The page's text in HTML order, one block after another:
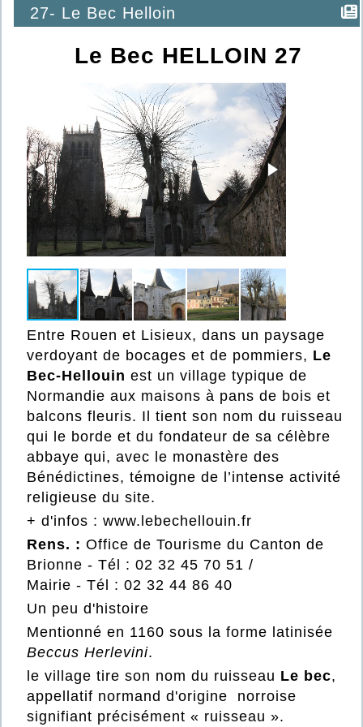
27- Le Bec Helloin
Le Bec HELLOIN 27
Entre Rouen et Lisieux, dans un paysage
verdoyant de bocages et de pommiers, Le
Bec-Hellouin est un village typique de
Normandie aux maisons à pans de bois et
balcons fleuris. Il tient son nom du ruisseau
qui le borde et du fondateur de sa célèbre
abbaye qui, avec le monastère des
Bénédictines, témoigne de l’intense activité
religieuse du site.
+ d'infos : www.lebechellouin.fr
Rens. : Office de Tourisme du Canton de
Brionne - Tél : 02 32 45 70 51 /
Mairie - Tél : 02 32 44 86 40
Un peu d'histoire
Mentionné en 1160 sous la forme latinisée
Beccus Herlevini.
le village tire son nom du ruisseau Le bec,
appellatif normand d'origine norroise
signifiant précisément « ruisseau ».